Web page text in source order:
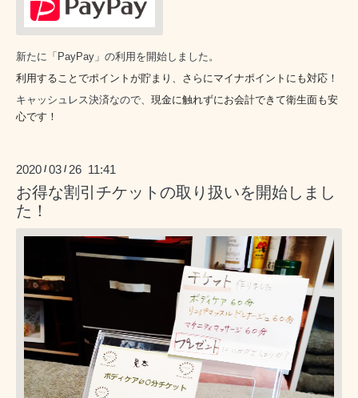
新たに「PayPay」の利用を開始しました。
利用することでポイントが貯まり、 さらにマイナポイントにも対応！
キャッシュレス決済なので、 現金に触れずに お会計できて衛生面も安
心です！
2020 /03 / 26 11:41
お得な割引チケットの取り扱いを開始しまし
た！